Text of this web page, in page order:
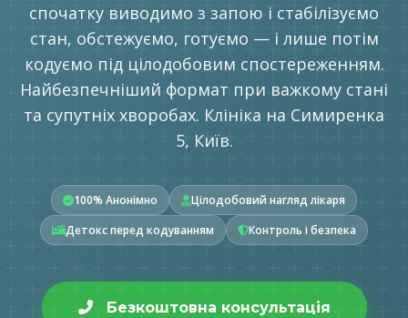
спочатку виводимо з запою і стабілізуємо
стан, обстежуємо, готуємо — і лише потім
кодуємо під цілодобовим спостереженням.
Найбезпечніший формат при важкому стані
та супутніх хворобах. Клініка на Симиренка
5, Київ.
100% Анонімно
Цілодобовий нагляд лікаря
Детокс перед кодуванням
Контроль і безпека
Безкоштовна консультація